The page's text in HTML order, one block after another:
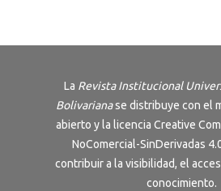
La Revista Institucional
Bolivarianase distribuye con el
abierto y la licencia Creative
NoComercial-SinDerivadas
contribuir a la visibilidad, el
conocimiento.